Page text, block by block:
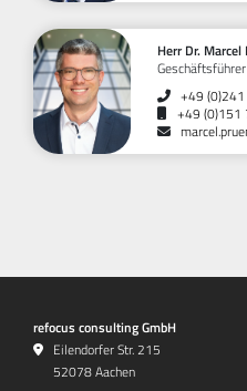
Herr Dr.
Geschäftsführer
+49
+49
refocus consulting GmbH
Eilendorfer Str. 215
52078 Aachen